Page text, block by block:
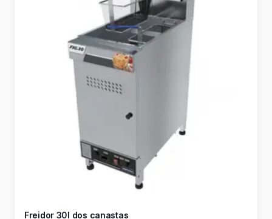
Freidor 30l dos canastas